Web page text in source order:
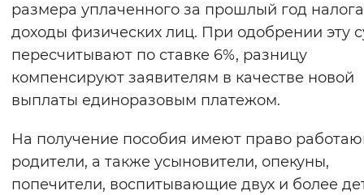
Вернуть стандартные настройки
размера уплаченного за прошлый год
доходы физических лиц. При одобрении эту
пересчитывают по ставке 6%, разницу
компенсируют заявителям в качестве новой
выплаты единоразовым платежом.
На получение пособия имеют право
родители, а также усыновители, опекуны,
попечители, воспитывающие двух и более